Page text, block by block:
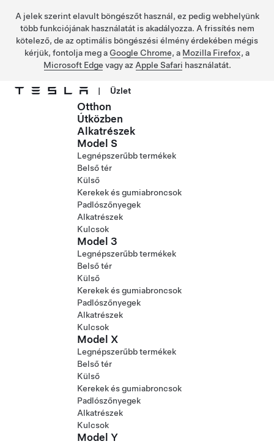
A jelek szerint elavult böngészőt használ, ez pedig webhelyünk
több funkciójának használatát is akadályozza. A frissítés nem
kötelező, de az optimális böngészési élmény érdekében mégis
kérjük, fontolja meg a Google Chrome, a Mozilla Firefox, a
Microsoft Edge vagy az Apple Safari használatát.
| Üzlet
Otthon
Útközben
Alkatrészek
Model S
Legnépszerűbb termékek
Belső tér
Külső
Kerekek és gumiabroncsok
Padlószőnyegek
Alkatrészek
Kulcsok
Model 3
Legnépszerűbb termékek
Belső tér
Külső
Kerekek és gumiabroncsok
Padlószőnyegek
Alkatrészek
Kulcsok
Model X
Legnépszerűbb termékek
Belső tér
Külső
Kerekek és gumiabroncsok
Padlószőnyegek
Alkatrészek
Kulcsok
Model Y